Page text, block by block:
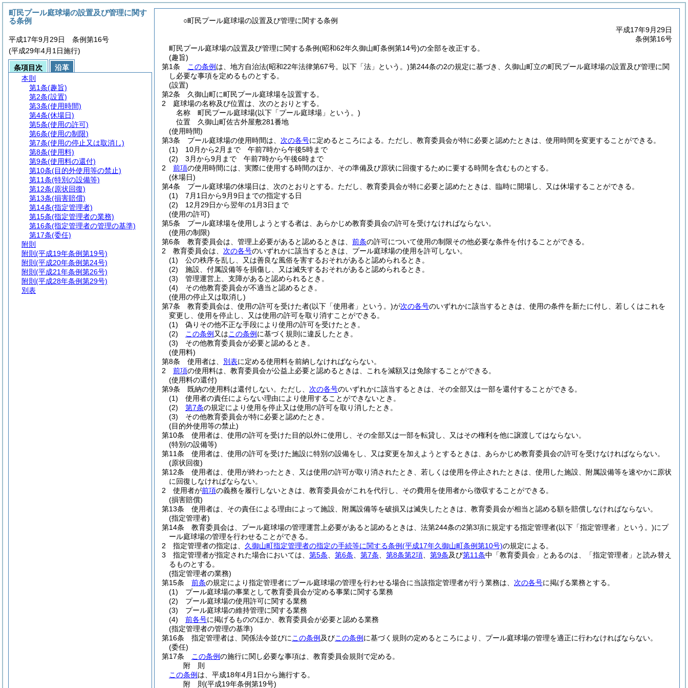
○町民プール庭球場の設置及び管理に関する条例
平成17年9月29日
条例第16号
町民プール庭球場の設置及び管理に関する条例(昭和62年久御山町条例第14号)の全部を改正する。
(趣旨)
第1条
この条例 は、地方自治法(昭和22年法律第67号。以下「法」という。)第244条の2の規定に基づき、久御山町立の町民プール庭球場の設置及び管理に関
し必要な事項を定めるものとする。
(設置)
第2条
久御山町に町民プール庭球場を設置する。
2
庭球場の名称及び位置は、次のとおりとする。
名称 町民プール庭球場(以下「プール庭球場」という。)
位置 久御山町佐古外屋敷281番地
(使用時間)
第3条
プール庭球場の使用時間は、 次の各号に定めるところによる。 ただし、教育委員会が特に必要と認めたときは、使用時間を変更することができる。
(1)
10月から2月まで 午前7時から午後5時まで
(2)
3月から9月まで 午前7時から午後6時まで
2
前項の使用時間には、実際に使用する時間のほか、その準備及び原状に回復するために要する時間を含むものとする。
(休場日)
第4条
プール庭球場の休場日は、次のとおりとする。 ただし、教育委員会が特に必要と認めたときは、臨時に開場し、又は休場することができる。
(1)
7月1日から9月9日までの指定する日
(2)
12月29日から翌年の1月3日まで
(使用の許可)
第5条
プール庭球場を使用しようとする者は、あらかじめ教育委員会の許可を受けなければならない。
(使用の制限)
第6条
教育委員会は、管理上必要があると認めるときは、 前条の許可について使用の制限その他必要な条件を付けることができる。
2
教育委員会は、 次の各号のいずれかに該当するときは、プール庭球場の使用を許可しない。
(1)
公の秩序を乱し、又は善良な風俗を害するおそれがあると認められるとき。
(2)
施設、付属設備等を損傷し、又は滅失するおそれがあると認められるとき。
(3)
管理運営上、支障があると認められるとき。
(4)
その他教育委員会が不適当と認めるとき。
(使用の停止又は取消し)
第7条
教育委員会は、使用の許可を受けた者(以下「使用者」という。)が次の各号のいずれかに該当するときは、使用の条件を新たに付し、若しくはこれを
変更し、使用を停止し、又は使用の許可を取り消すことができる。
(1)
偽りその他不正な手段により使用の許可を受けたとき。
(2)
この条例 又はこの条例 に基づく規則に違反したとき。
(3)
その他教育委員会が必要と認めるとき。
(使用料)
第8条
使用者は、 別表に定める使用料を前納しなければならない。
2
前項の使用料は、教育委員会が公益上必要と認めるときは、これを減額又は免除することができる。
(使用料の還付)
第9条
既納の使用料は還付しない。 ただし、 次の各号のいずれかに該当するときは、その全部又は一部を還付することができる。
(1)
使用者の責任によらない理由により使用することができないとき。
(2)
第7条の規定により使用を停止又は使用の許可を取り消したとき。
(3)
その他教育委員会が特に必要と認めたとき。
(目的外使用等の禁止)
第10条
使用者は、使用の許可を受けた目的以外に使用し、その全部又は一部を転貸し、又はその権利を他に譲渡してはならない。
(特別の設備等)
第11条
使用者は、使用の許可を受けた施設に特別の設備をし、又は変更を加えようとするときは、あらかじめ教育委員会の許可を受けなければならない。
(原状回復)
第12条
使用者は、使用が終わったとき、又は使用の許可が取り消されたとき、若しくは使用を停止されたときは、使用した施設、附属設備等を速やかに原状
に回復しなければならない。
2
使用者が前項の義務を履行しないときは、教育委員会がこれを代行し、その費用を使用者から徴収することができる。
(損害賠償)
第13条
使用者は、その責任による理由によって施設、附属設備等を破損又は滅失したときは、教育委員会が相当と認める額を賠償しなければならない。
(指定管理者)
第14条
教育委員会は、プール庭球場の管理運営上必要があると認めるときは、法第244条の2第3項に規定する指定管理者(以下「指定管理者」という。)にプ
ール庭球場の管理を行わせることができる。
2
指定管理者の指定は、 久御山町指定管理者の指定の手続等に関する条例(平成17年久御山町条例第10号)の規定による。
3
指定管理者が指定された場合においては、 第5条 第6条 第7条 第8条第2項 第9条及び第11条中「教育委員会」とあるのは、「指定管理者」と読み替え
るものとする。
(指定管理者の業務)
第15条
前条の規定により指定管理者にプール庭球場の管理を行わせる場合に当該指定管理者が行う業務は、 次の各号に掲げる業務とする。
(1)
プール庭球場の事業として教育委員会が定める事業に関する業務
(2)
プール庭球場の使用許可に関する業務
(3)
プール庭球場の維持管理に関する業務
(4)
前各号に掲げるもののほか、教育委員会が必要と認める業務
(指定管理者の管理の基準)
第16条
指定管理者は、関係法令並びに この条例 及びこの条例 に基づく規則の定めるところにより、プール庭球場の管理を適正に行わなければならない。
(委任)
第17条
この条例の施行に関し必要な事項は、教育委員会規則で定める。
附 則
この条例 は、平成18年4月1日から施行する。
附 則(平成19年条例第19号)
町民プール庭球場の設置及び管理に関す
る条例
平成17年9月29日 条例第16号
(平成29年4月1日施行)
条項目次
沿革
本則
第1条(趣旨)
第2条(設置)
第3条(使用時間)
第4条(休場日)
第5条(使用の許可)
第6条(使用の制限)
第7条(使用の停止又は取消し)
第8条(使用料)
第9条(使用料の還付)
第10条(目的外使用等の禁止)
第11条(特別の設備等)
第12条(原状回復)
第13条(損害賠償)
第14条(指定管理者)
第15条(指定管理者の業務)
第16条(指定管理者の管理の基準)
第17条(委任)
附則
附則 (平成19年条例第19号)
附則 (平成20年条例第24号)
附則 (平成21年条例第26号)
附則 (平成28年条例第29号)
別表